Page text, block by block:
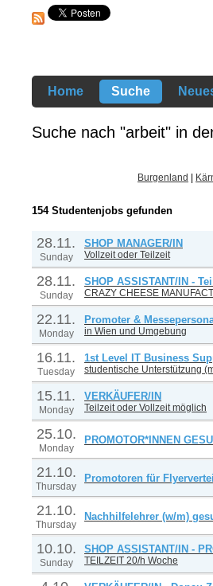
Home Suche
Suche nach "arbeit" in
Burgenland
154 Studentenjobs gefunden
28.11.
Sunday
SHOP MANAGER/IN
Vollzeit oder Teilzeit
28.11.
Sunday
SHOP ASSISTANT/IN -
CRAZY CHEESE
22.11.
Monday
Promoter &
in Wien und Umgebung
16.11.
Tuesday
1st Level IT Business
studentische Unterstützung
15.11.
Monday
VERKÄUFER/IN
Teilzeit oder Vollzeit möglich
25.10.
Monday
PROMOTOR*INNEN
21.10.
Thursday
Promotoren für
21.10.
Thursday
Nachhilfelehrer (w/m)
10.10.
Sunday
SHOP ASSISTANT/IN -
TEILZEIT 20/h Woche